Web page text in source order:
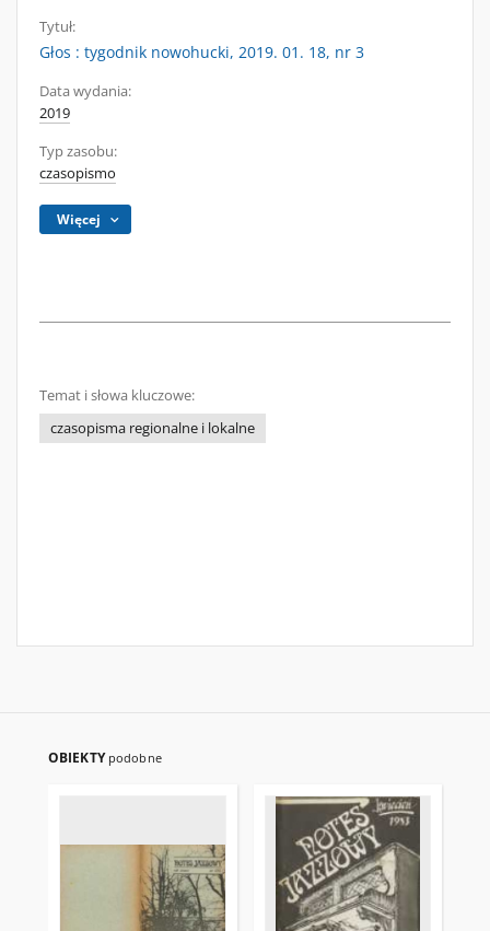
Tytuł:
Głos : tygodnik nowohucki, 2019. 01. 18, nr 3
Data wydania:
2019
Typ zasobu:
czasopismo
Więcej
Temat i słowa kluczowe:
czasopisma regionalne i lokalne
OBIEKTY podobne